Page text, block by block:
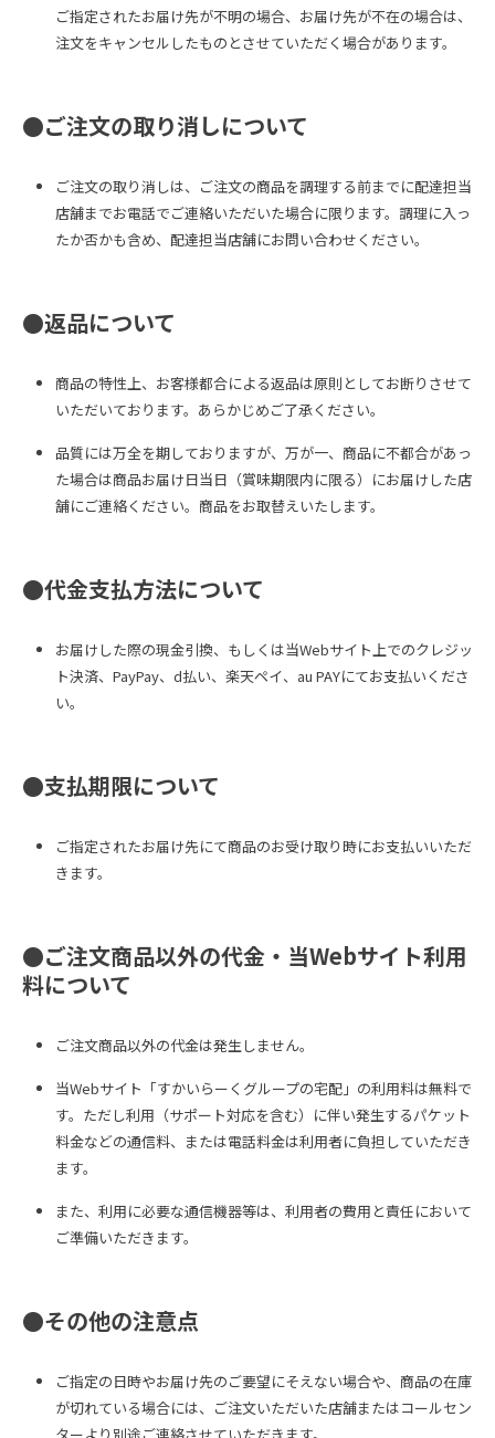
ご指定されたお届け先が不明の場合、お届け先が不在の場合は、
注文をキャンセルしたものとさせていただく場合があります。
●ご注文の取り消しについて
ご注文の取り消しは、ご注文の商品を調理する前までに配達担当
店舗までお電話でご連絡いただいた場合に限ります。調理に入っ
たか否かも含め、配達担当店舗にお問い合わせください。
●返品について
商品の特性上、お客様都合による返品は原則としてお断りさせて
いただいております。あらかじめご了承ください。
品質には万全を期しておりますが、万が一、商品に不都合があっ
た場合は商品お届け日当日（賞味期限内に限る）にお届けした店
舗にご連絡ください。商品をお取替えいたします。
●代金支払方法について
お届けした際の現金引換、もしくは当Webサイト上でのクレジッ
ト決済、PayPay、d払い、楽天ペイ、au PAYにてお支払いくださ
い。
●支払期限について
ご指定されたお届け先にて商品のお受け取り時にお支払いいただ
きます。
●ご注文商品以外の代金・当Webサイト利用
料について
ご注文商品以外の代金は発生しません。
当Webサイト「すかいらーくグループの宅配」の利用料は無料で
す。ただし利用（サポート対応を含む）に伴い発生するパケット
料金などの通信料、または電話料金は利用者に負担していただき
ます。
また、利用に必要な通信機器等は、利用者の費用と責任において
ご準備いただきます。
●その他の注意点
ご指定の日時やお届け先のご要望にそえない場合や、商品の在庫
が切れている場合には、ご注文いただいた店舗またはコールセン